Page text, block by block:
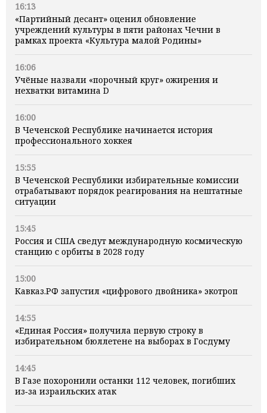
16:13
«Партийный десант» оценил обновление
учреждений культуры в пяти районах Чечни в
рамках проекта «Культура малой Родины»
16:06
Учёные назвали «порочный круг» ожирения и
нехватки витамина D
16:00
В Чеченской Республике начинается история
профессионального хоккея
15:55
В Чеченской Республики избирательные комиссии
отрабатывают порядок реагирования на нештатные
ситуации
15:45
Россия и США сведут международную космическую
станцию с орбиты в 2028 году
15:00
Кавказ.РФ запустил «цифрового двойника» экотроп
14:55
«Единая Россия» получила первую строку в
избирательном бюллетене на выборах в Госдуму
14:45
В Газе похоронили останки 112 человек, погибших
из‑за израильских атак